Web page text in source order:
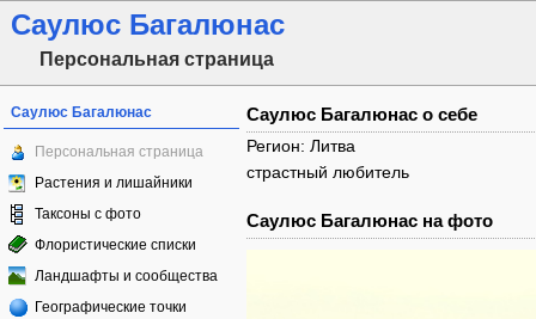
Саулюс Багалюнас
Персональная страница
Саулюс Багалюнас
Персональная страница
Растения и лишайники
Таксоны с фото
Флористические списки
Ландшафты и сообщества
Географические точки
Саулюс Багалюнас о себе
Регион: Литва
страстный любитель
Саулюс Багалюнас на фото